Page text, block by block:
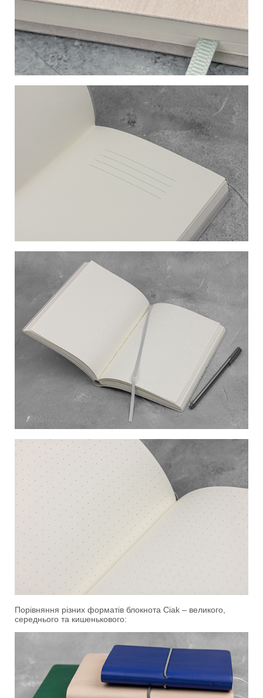
Порівняння різних форматів блокнота Ciak – великого,
середнього та кишенькового: